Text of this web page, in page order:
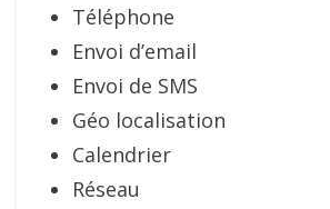
Téléphone
Envoi d’email
Envoi de SMS
Géo localisation
Calendrier
Réseau